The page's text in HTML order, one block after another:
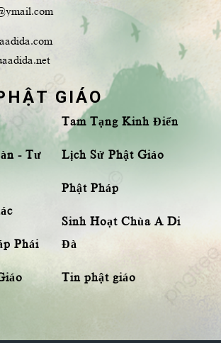
GIÁO
- Tư
Phái
Tam Tạng Kinh Điển
Lịch Sử Phật Giáo
Phật Pháp
Sinh Hoạt Chùa A Di
Đà
Tin phật giáo